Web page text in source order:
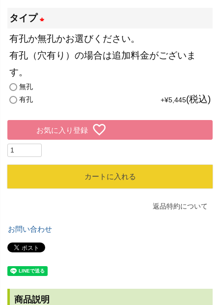
)
タイプ
(
必
有孔か無孔かお選びください。
有孔（穴有り）の場合は追加料金がございま
す。
無孔
有孔
+¥5,445 税込
お気に入り登録
カートに入れる
返品特約について
お問い合わせ
商品説明